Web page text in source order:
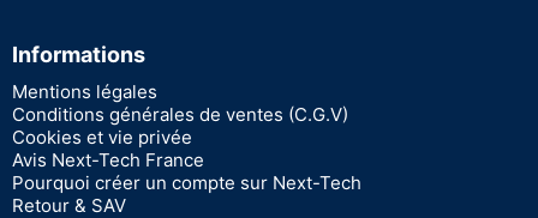
Informations
Mentions légales
Conditions générales de ventes (C.G.V)
Cookies et vie privée
Avis Next-Tech France
Pourquoi créer un compte sur Next-Tech
Retour & SAV